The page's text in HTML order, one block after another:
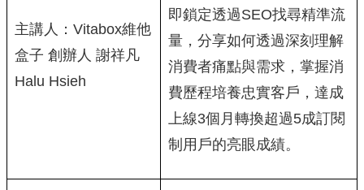
主講人：Vitabox維他
盒子 創辦人 謝祥凡
Halu Hsieh
即鎖定透過SEO找尋精準流
量，分享如何透過深刻理解
消費者痛點與需求，掌握消
費歷程培養忠實客戶，達成
上線3個月轉換超過5成訂閱
制用戶的亮眼成績。